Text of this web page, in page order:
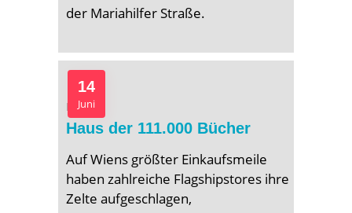
der Mariahilfer Straße.
14
Juni
Bücher
Haus der 111.000 Bücher
Auf Wiens größter Einkaufsmeile
haben zahlreiche Flagshipstores ihre
Zelte aufgeschlagen,